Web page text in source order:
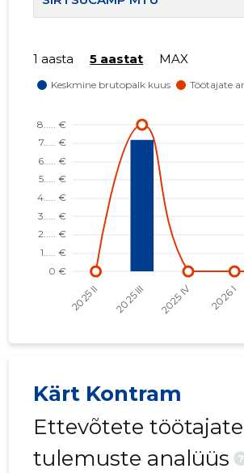
1 aasta 5 aastat MAX
Kärt Kontram
Ettevõtete töötajate
tulemuste analüüs
?